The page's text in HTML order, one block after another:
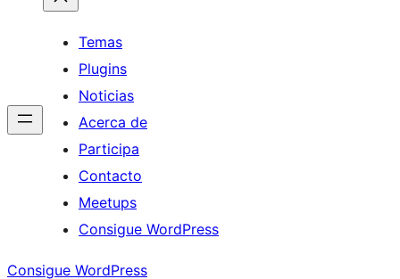
Temas
Plugins
Noticias
Acerca de
Participa
Contacto
Meetups
Consigue WordPress
Consigue WordPress